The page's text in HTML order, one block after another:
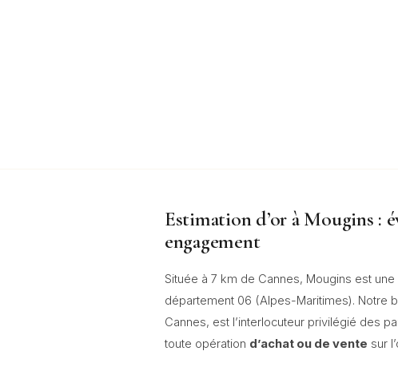
Estimation d’or à Mougins :
engagement
Située à 7 km de Cannes, Mougins est
département 06 (Alpes-Maritimes). Notre
Cannes, est l’interlocuteur privilégié des
toute opération d’achat ou de vente sur